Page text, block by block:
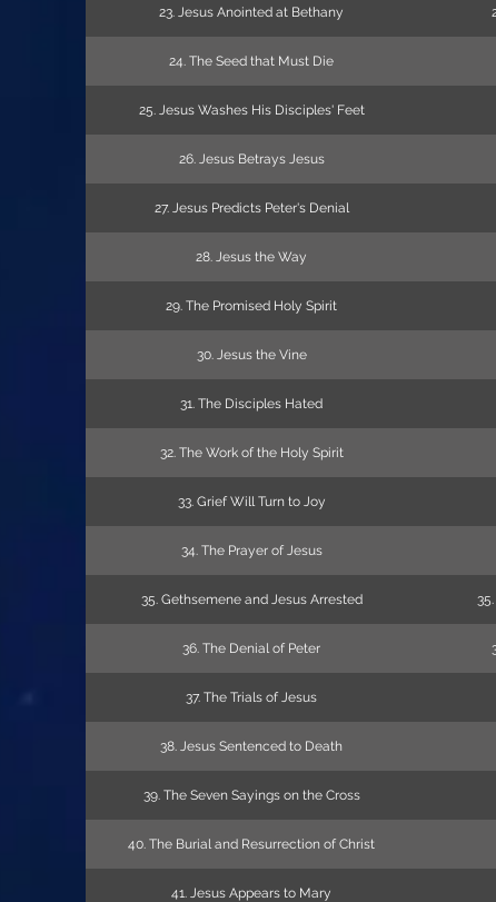
23. Jesus Anointed at Bethany
24. The Seed that Must Die
25. Jesus Washes His Disciples' Feet
26. Jesus Betrays Jesus
27. Jesus Predicts Peter's Denial
28. Jesus the Way
29. The Promised Holy Spirit
30. Jesus the Vine
31. The Disciples Hated
32. The Work of the Holy Spirit
33. Grief Will Turn to Joy
34. The Prayer of Jesus
35. Gethsemene and Jesus Arrested
36. The Denial of Peter
37. The Trials of Jesus
38. Jesus Sentenced to Death
39. The Seven Sayings on the Cross
40. The Burial and Resurrection of Christ
41. Jesus Appears to Mary